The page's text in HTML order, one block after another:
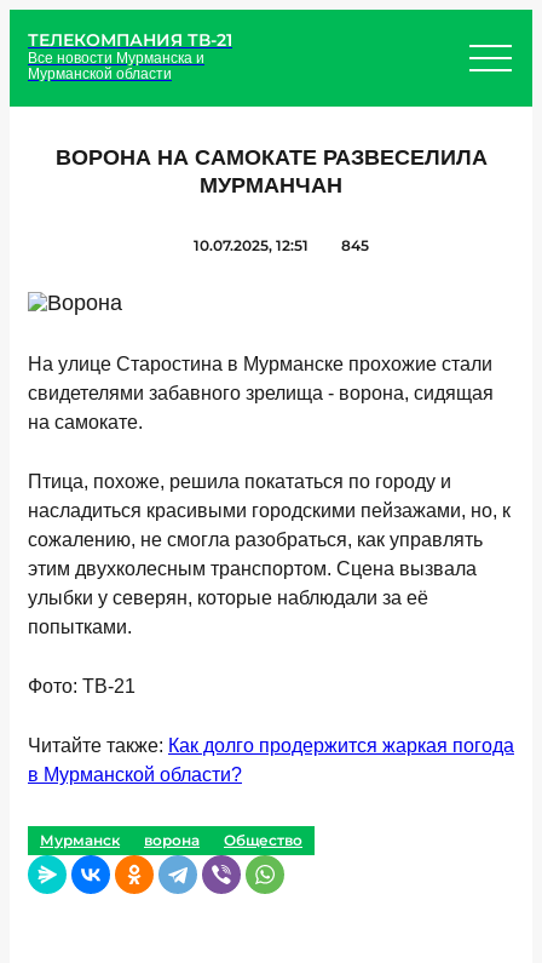
ТЕЛЕКОМПАНИЯ ТВ-21
Все новости Мурманска и
Мурманской области
ВОРОНА НА САМОКАТЕ РАЗВЕСЕЛИЛА
МУРМАНЧАН
10.07.2025, 12:51 845
На улице Старостина в Мурманске прохожие стали
свидетелями забавного зрелища - ворона, сидящая
на самокате.
Птица, похоже, решила покататься по городу и
насладиться красивыми городскими пейзажами, но, к
сожалению, не смогла разобраться, как управлять
этим двухколесным транспортом. Сцена вызвала
улыбки у северян, которые наблюдали за её
попытками.
Фото: ТВ-21
Читайте также: Как долго продержится жаркая погода
в Мурманской области?
Мурманск ворона Общество